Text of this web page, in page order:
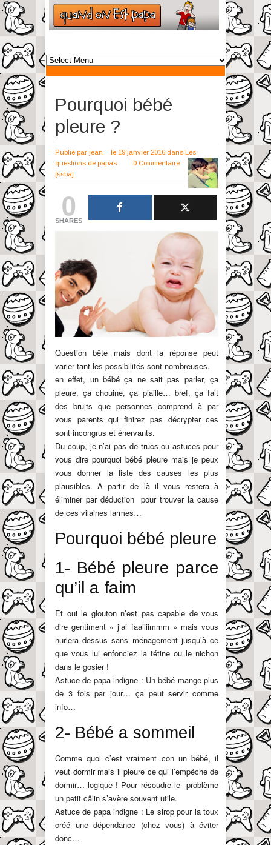
Pourquoi bébé
pleure ?
Publié par jean - le 19 janvier 2016 dans Les
questions de papas
0 Commentaire
[ssba]
0
SHARES
Question bête mais dont la réponse peut
varier tant les possibilités sont nombreuses.
en effet, un bébé ça ne sait pas parler, ça
pleure, ça chouine, ça piaille… bref, ça fait
des bruits que personnes comprend à par
vous parents qui finirez pas décrypter ces
sont incongrus et énervants.
Du coup, je n’ai pas de trucs ou astuces pour
vous dire pourquoi bébé pleure mais je peux
vous donner la liste des causes les plus
plausibles. A partir de là il vous restera à
éliminer par déduction pour trouver la cause
de ces vilaines larmes…
Pourquoi bébé pleure
1- Bébé pleure parce
qu’il a faim
Et oui le glouton n’est pas capable de vous
dire gentiment « j’ai faaiiiimmm » mais vous
hurlera dessus sans ménagement jusqu’à ce
que vous lui enfonciez la tétine ou le nichon
dans le gosier !
Astuce de papa indigne : Un bébé mange plus
de 3 fois par jour… ça peut servir comme
info…
2- Bébé a sommeil
Comme quoi c’est vraiment con un bébé, il
veut dormir mais il pleure ce qui l’empêche de
dormir… logique ! Pour résoudre le problème
un petit câlin s’avère souvent utile.
Astuce de papa indigne : Le sirop pour la toux
créé une dépendance (chez vous) à éviter
donc…